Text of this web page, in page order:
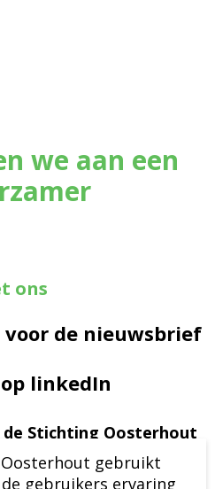
we aan een
ons
voor de nieuwsbrief
linkedIn
Stichting Oosterhout
Oosterhout gebruikt
gebruikers ervaring